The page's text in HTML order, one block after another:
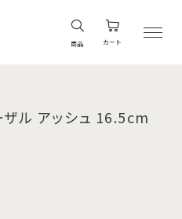
商品 カート
ル アッシュ 16.5cm